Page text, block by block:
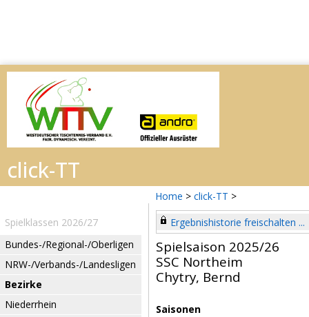
Home > click-TT >
Spielklassen 2026/27
Bundes-/Regional-/Oberligen
NRW-/Verbands-/Landesligen
Bezirke
Niederrhein
Ergebnishistorie freischalten ...
Spielsaison 2025/26
SSC Northeim
Chytry, Bernd
Saisonen